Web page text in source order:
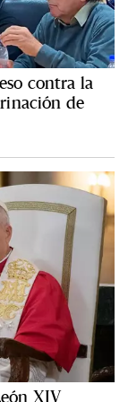
contra la
de
XIV